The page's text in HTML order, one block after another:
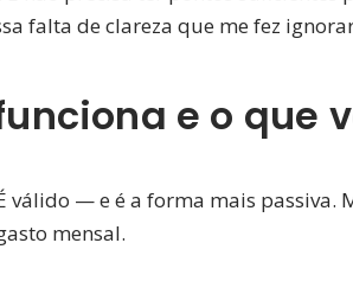
falta de clareza que me fez
e o que
— e é a forma mais passiva.
mensal.